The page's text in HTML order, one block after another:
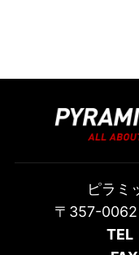
ピラミ
〒357-
TEL